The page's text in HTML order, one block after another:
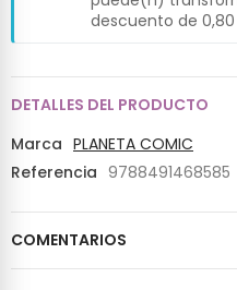
descuento de
DETALLES DEL PRODUCTO
Marca PLANETA COMIC
Referencia 9788491468585
COMENTARIOS